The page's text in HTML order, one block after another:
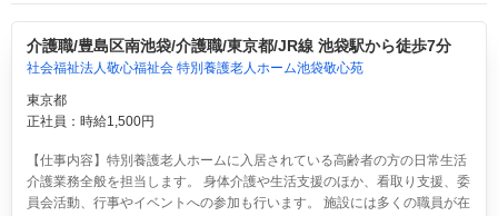
介護職/豊島区南池袋/介護職/東京都/JR線 池袋駅から徒歩7分
社会福祉法人敬心福祉会 特別養護老人ホーム池袋敬心苑
東京都
正社員：時給1,500円
【仕事内容】特別養護老人ホームに入居されている高齢者の方の日常生活
介護業務全般を担当します。 身体介護や生活支援のほか、看取り支援、委
員会活動、行事やイベントへの参加も行います。 施設には多くの職員が在